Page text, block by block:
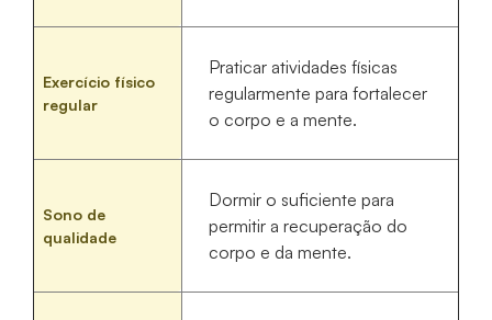
Exercício físico
regular
Praticar atividades físicas
regularmente para fortalecer
o corpo e a mente.
Sono de
qualidade
Dormir o suficiente para
permitir a recuperação do
corpo e da mente.